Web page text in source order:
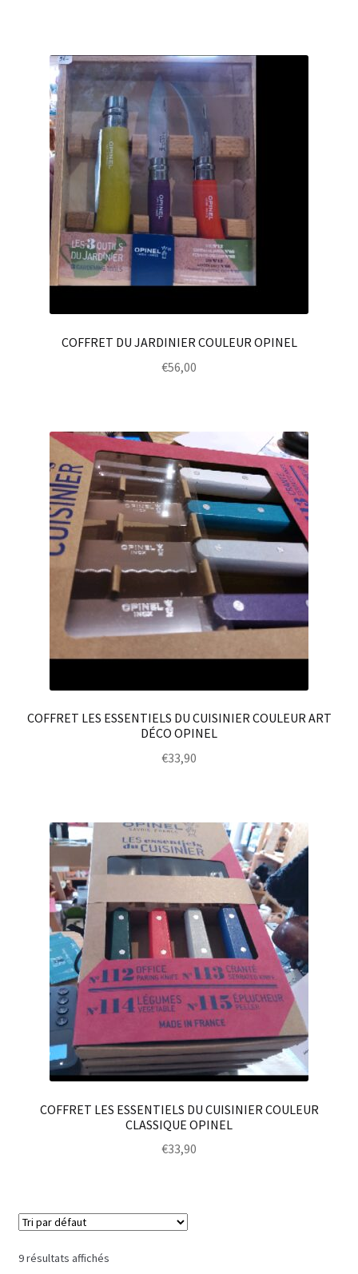
COFFRET DU JARDINIER COULEUR OPINEL
€56,00
COFFRET LES ESSENTIELS DU CUISINIER COULEUR ART
DÉCO OPINEL
€33,90
COFFRET LES ESSENTIELS DU CUISINIER COULEUR
CLASSIQUE OPINEL
€33,90
9 résultats affichés